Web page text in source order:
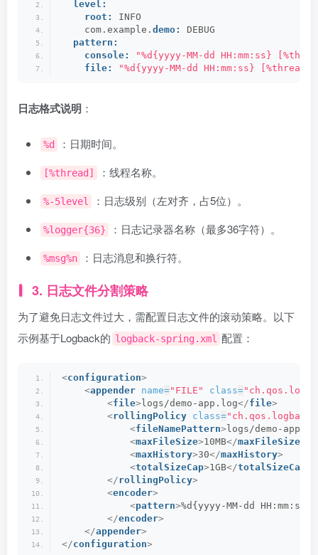
level:
root:
INFO
    com.example.
demo:
DEBUG
pattern:
console:
"%d{yyyy-MM-dd HH:mm:ss}
file:
"%d{yyyy-MM-dd HH:mm:ss}
日志格式说明 ：
%d ：日期时间。
[%thread] ：线程名称。
%-5level ：日志级别（左对齐，占5位）。
%logger{36} ：日志记录器名称（最多36字符）。
%msg%n ：日志消息和换行符。
3. 日志文件分割策略
为了避免日志文件过大，需配置日志文件的滚动策略。以下
示例基于Logback的 logback-spring.xml 配置：
<configuration>
<appender name="FILE" class=
<file>logs/demo-app.log</file>
<rollingPolicy class=
<fileNamePattern>logs/demo-
<maxFileSize>10MB</maxFileSize
<maxHistory>30</maxHistory>
<totalSizeCap>1GB</totalSizeCap
</rollingPolicy>
<encoder>
<pattern>%d{yyyy-MM-dd
</encoder>
</appender>
</configuration>